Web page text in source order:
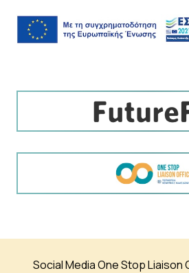
Social Media One Stop Liaison